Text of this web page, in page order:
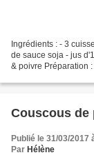
Ingrédients : - 3
de sauce soja - jus
& poivre Préparation
Couscous de
Publié le 31/03/2017
Par Hélène